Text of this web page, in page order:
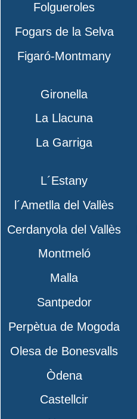
Folgueroles
Fogars de la Selva
Figaró-Montmany
Gironella
La Llacuna
La Garriga
L´Estany
l´Ametlla del Vallès
Cerdanyola del Vallès
Montmeló
Malla
Santpedor
Perpètua de Mogoda
Olesa de Bonesvalls
Òdena
Castellcir